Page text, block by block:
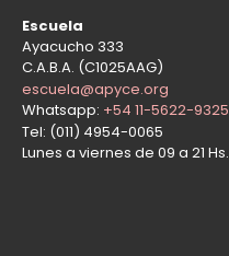
Escuela
Ayacucho 333
C.A.B.A. (C1025AAG)
escuela@apyce.org
Whatsapp: +54 11-5622-9325
Tel: (011) 4954-0065
Lunes a viernes de 09 a 21 Hs.